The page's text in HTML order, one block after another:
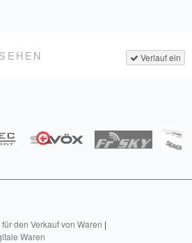
Verlauf ein
den Verkauf von Waren |
Waren